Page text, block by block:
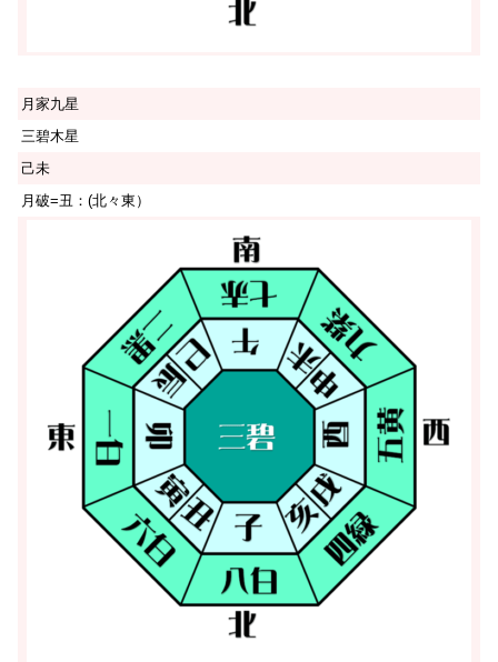
月家九星
三碧木星
己未
月破=丑：(北々東）